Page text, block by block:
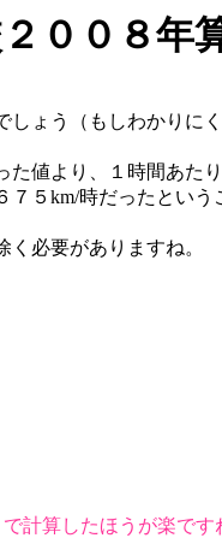
００８年
ょう（もしわかりに
た値より、１時間あ
５km/時だったという
がありますね。
計算したほうが楽です